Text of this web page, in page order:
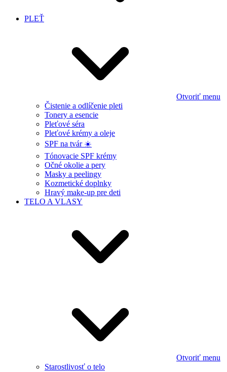
PLEŤ
Otvoriť menu
Čistenie a odlíčenie pleti
Tonery a esencie
Pleťové séra
Pleťové krémy a oleje
SPF na tvár ☀️
Tónovacie SPF krémy
Očné okolie a pery
Masky a peelingy
Kozmetické doplnky
Hravý make-up pre deti
TELO A VLASY
Otvoriť menu
Starostlivosť o telo